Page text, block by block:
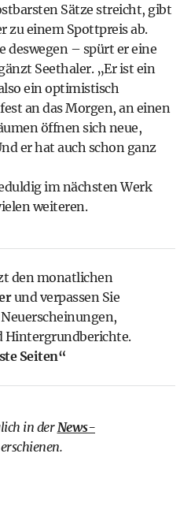
Sätze streicht, gibt
zu einem Spottpreis ab.
deswegen – spürt er eine
Seethaler. „Er ist ein
ein optimistisch
an das Morgen, an einen
öffnen sich neue,
er hat auch schon ganz
im nächsten Werk
weiteren.
den monatlichen
und verpassen Sie
Hintergrundberichte.
Seiten“
in der News-